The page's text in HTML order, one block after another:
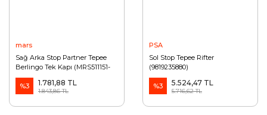
mars
Sağ Arka Stop Partner Tepee
Berlingo Tek Kapı (MRS511151-
6350FH)
%3
1.781,88 TL
1.843,86 TL
PSA
Sol Stop Tepee Rifter
(9819235880)
%3 5.524,47 TL
5.716,62 TL